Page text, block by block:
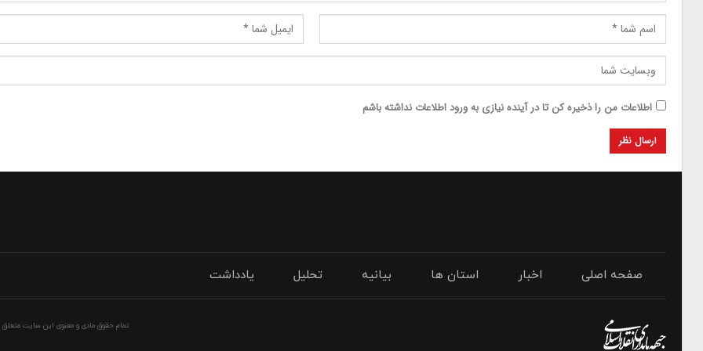
اطلاعات من را ذخیره کن تا در آینده نیازی به ورود اطلاعات نداشته باشم
صفحه اصلی اخبار استان ها بیانیه تحلیل یادداشت
تمام حقوق مادی و معنوی این سایت متعلق